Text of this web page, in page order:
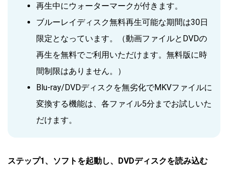
再生中にウォーターマークが付きます。
ブルーレイディスク無料再生可能な期間は30日
限定となっています。（動画ファイルとDVDの
再生を無料でご利用いただけます。無料版に時
間制限はありません。）
Blu-ray/DVDディスクを無劣化でMKVファイルに
変換する機能は、各ファイル5分までお試しいた
だけます。
ステップ1、ソフトを起動し、DVDディスクを読み込む